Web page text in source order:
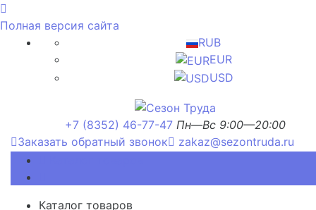
Полная версия сайта
RUB
EUR
USD
+7 (8352) 46-77-47 Пн—Вс 9:00—20:00
Заказать обратный звонок
zakaz@sezontruda.ru
Каталог товаров